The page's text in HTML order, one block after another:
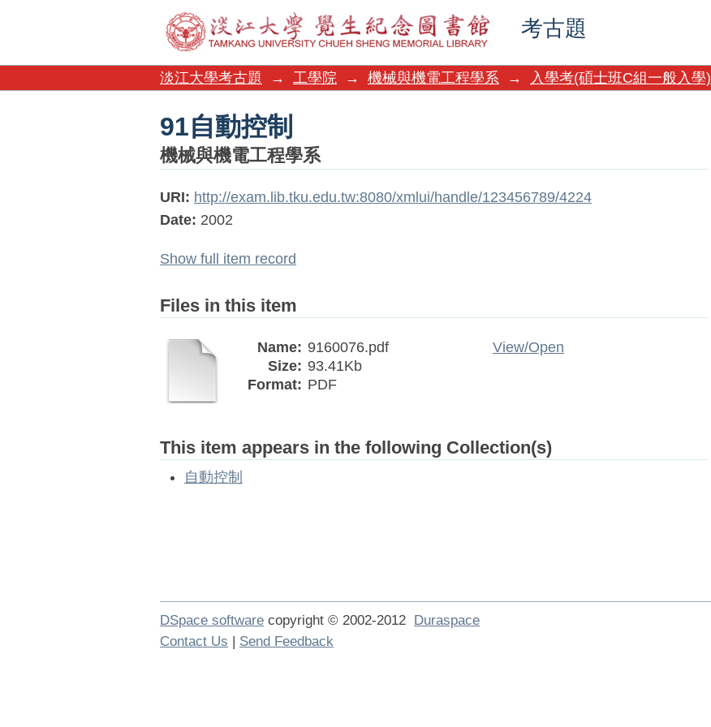
考古題
91自動控制
淡江大學考古題
→ 工學院 → 機械與機電工程學系 → 入學考(碩士班C組一般入學)
91自動控制
機械與機電工程學系
URI: http://exam.lib.tku.edu.tw:8080/xmlui/handle/123456789/4224
Date: 2002
Show full item record
Files in this item
Name: 9160076.pdf
Size: 93.41Kb
Format: PDF
View/Open
This item appears in the following Collection(s)
自動控制
DSpace software copyright © 2002-2012 Duraspace
Contact Us | Send Feedback